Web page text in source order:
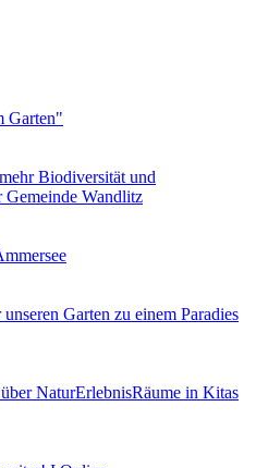
Garten"
Biodiversität und
Gemeinde Wandlitz
Garten zu einem Paradies
NaturErlebnisRäume in Kitas